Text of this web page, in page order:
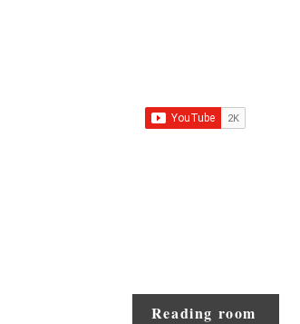
Reading room